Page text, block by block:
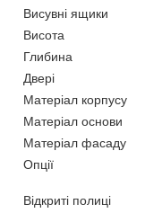
Висувні ящики
Висота
Глибина
Двері
Матеріал корпусу
Матеріал основи
Матеріал фасаду
Опції
Відкриті полиці